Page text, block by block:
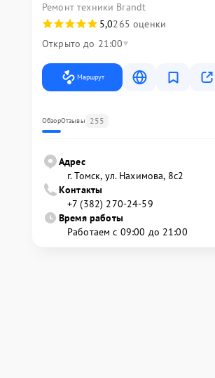
Ремонт техники Brandt
5,0265 оценки
Открыто до 21:00
Маршрут
ОбзорОтзывы 255
Адрес
г. Томск, ул. Нахимова, 8с2
Контакты
+7 (382) 270-24-59
Время работы
Работаем с 09:00 до 21:00